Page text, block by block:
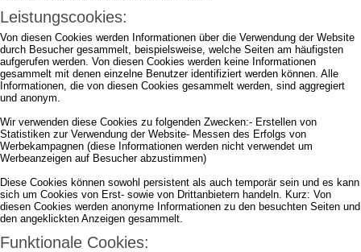
Leistungscookies:
Von diesen Cookies werden Informationen über die Verwendung der Website
durch Besucher gesammelt, beispielsweise, welche Seiten am häufigsten
aufgerufen werden. Von diesen Cookies werden keine Informationen
gesammelt mit denen einzelne Benutzer identifiziert werden können. Alle
Informationen, die von diesen Cookies gesammelt werden, sind aggregiert
und anonym.
Wir verwenden diese Cookies zu folgenden Zwecken:- Erstellen von
Statistiken zur Verwendung der Website- Messen des Erfolgs von
Werbekampagnen (diese Informationen werden nicht verwendet um
Werbeanzeigen auf Besucher abzustimmen)
Diese Cookies können sowohl persistent als auch temporär sein und es kann
sich um Cookies von Erst- sowie von Drittanbietern handeln. Kurz: Von
diesen Cookies werden anonyme Informationen zu den besuchten Seiten und
den angeklickten Anzeigen gesammelt.
Funktionale Cookies: